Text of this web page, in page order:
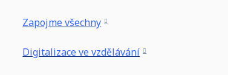
Zapojme všechny
Digitalizace ve vzdělávání